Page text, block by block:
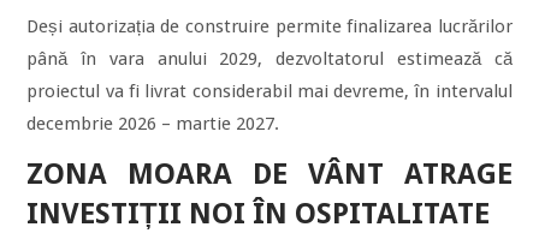
Deși autorizația de construire permite finalizarea lucrărilor
până în vara anului 2029, dezvoltatorul estimează că
proiectul va fi livrat considerabil mai devreme, în intervalul
decembrie 2026 – martie 2027.
ZONA MOARA DE VÂNT ATRAGE
INVESTIȚII NOI ÎN OSPITALITATE